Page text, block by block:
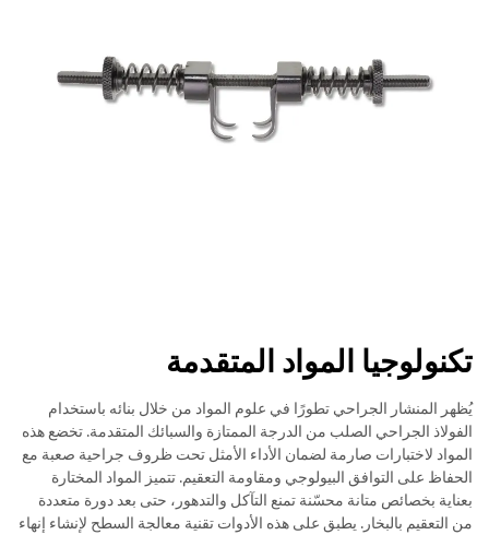
تكنولوجيا المواد المتقدمة
يُظهر المنشار الجراحي تطورًا في علوم المواد من خلال بنائه باستخدام
الفولاذ الجراحي الصلب من الدرجة الممتازة والسبائك المتقدمة. تخضع هذه
المواد لاختبارات صارمة لضمان الأداء الأمثل تحت ظروف جراحية صعبة مع
الحفاظ على التوافق البيولوجي ومقاومة التعقيم. تتميز المواد المختارة
بعناية بخصائص متانة محسّنة تمنع التآكل والتدهور، حتى بعد دورة متعددة
من التعقيم بالبخار. يطبق على هذه الأدوات تقنية معالجة السطح لإنشاء إنهاء